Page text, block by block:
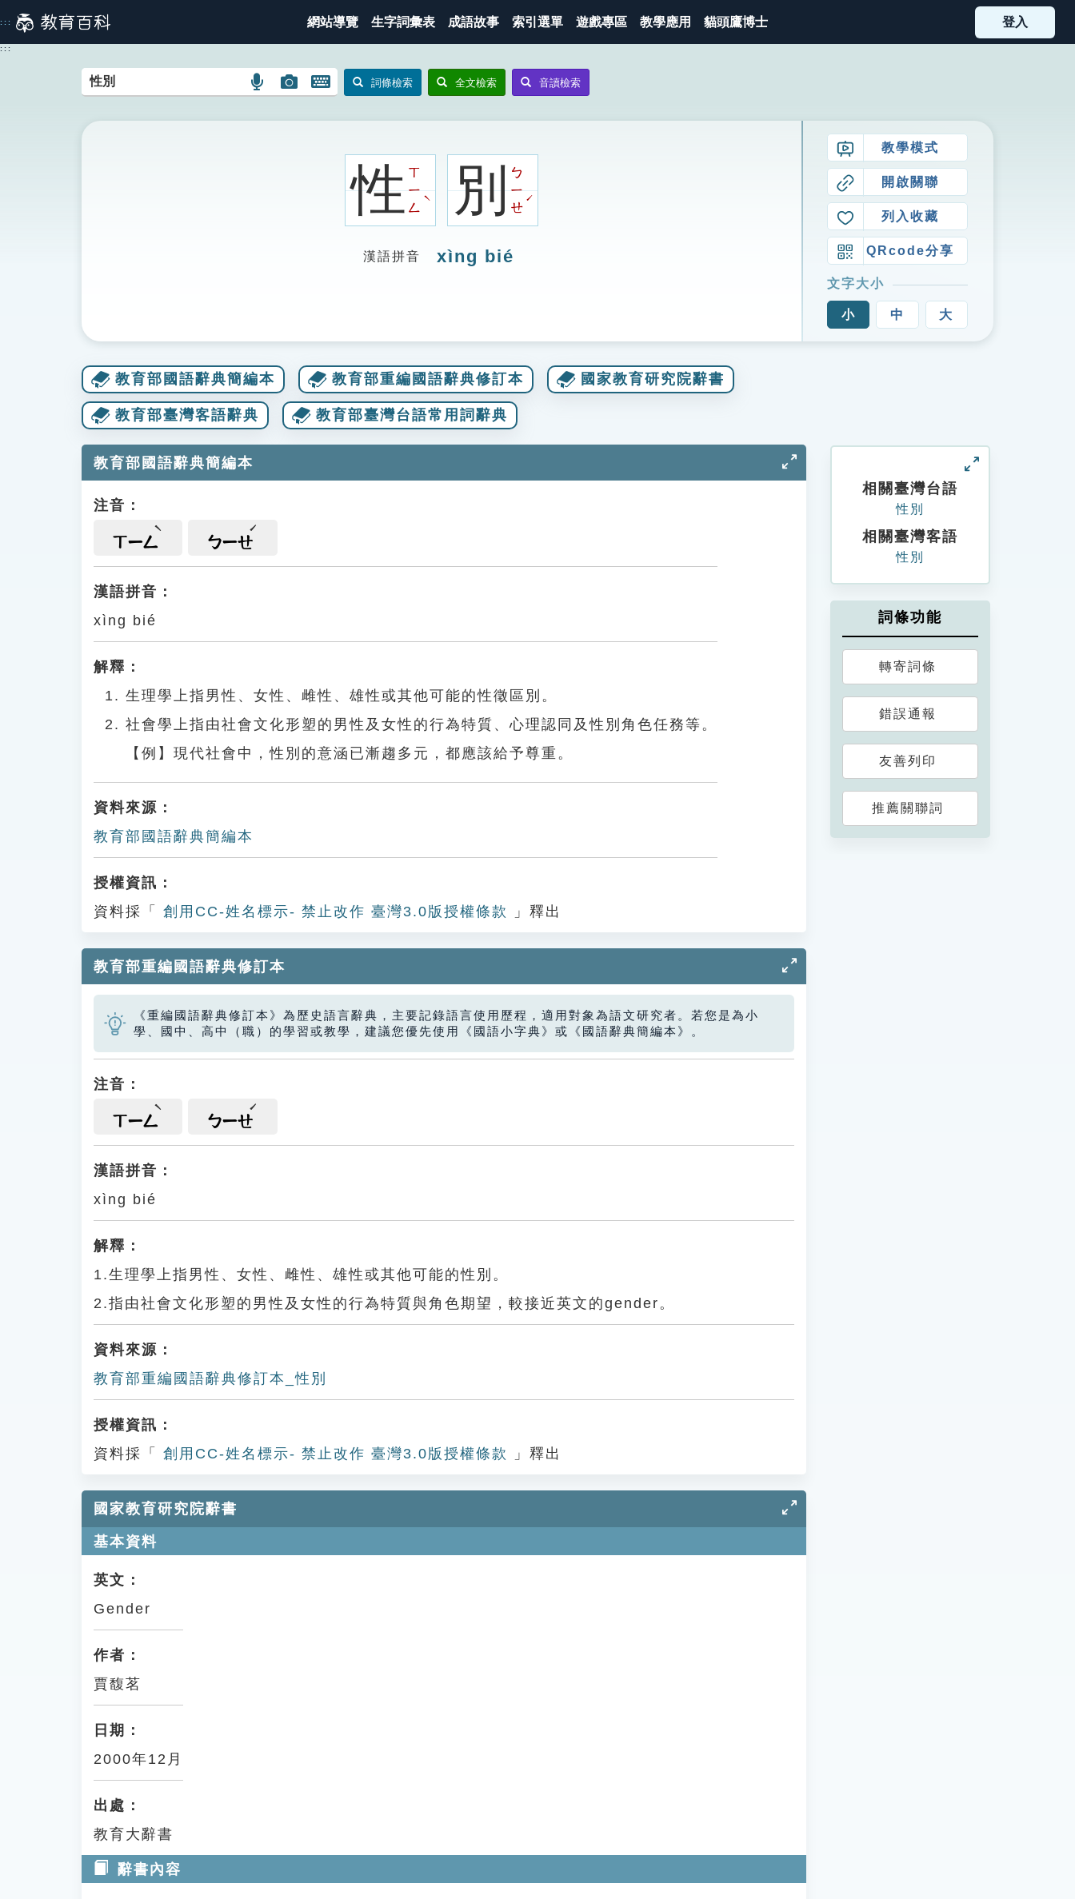
到
主
::: 網站導覽 生字詞彙表 成語故事 索引選單 遊戲專區 教學應用 貓頭鷹博士 登入
:::
語
搜
圖
搜
開
鍵
詞條檢索 全文檢索 音讀檢索
性ㄒ
ㄧ
ㄥ
ˋ 別ㄅ
ㄧ
ㄝ
ˊ
漢語拼音 xìng bié
教學模式
開啟關聯
列入收藏
QRcode分享
文字大小
小 中 大
教育部國語辭典簡編本 教育部重編國語辭典修訂本 國家教育研究院辭書
教育部臺灣客語辭典 教育部臺灣台語常用詞辭典
教育部國語辭典簡編本
注音：
ㄒㄧㄥ ㄅㄧㄝ
漢語拼音：
xìng bié
解釋：
生理學上指男性、女性、雌性、雄性或其他可能的性徵區別。
社會學上指由社會文化形塑的男性及女性的行為特質、心理認同及性別角色任務等。
【例】現代社會中，性別的意涵已漸趨多元，都應該給予尊重。
資料來源：
教育部國語辭典簡編本
授權資訊：
資料採「
創用CC-姓名標示- 禁止改作 臺灣3.0版授權條款 」釋出
教育部重編國語辭典修訂本
《重編國語辭典修訂本》為歷史語言辭典，主要記錄語言使用歷程，適用對象為語文研究者。若您是為小
學、國中、高中（職）的學習或教學，建議您優先使用《國語小字典》或《國語辭典簡編本》。
注音：
ㄒㄧㄥ ㄅㄧㄝ
漢語拼音：
xìng bié
解釋：
1.生理學上指男性、女性、雌性、雄性或其他可能的性別。
2.指由社會文化形塑的男性及女性的行為特質與角色期望，較接近英文的gender。
資料來源：
教育部重編國語辭典修訂本_性別
授權資訊：
資料採「
創用CC-姓名標示- 禁止改作 臺灣3.0版授權條款 」釋出
國家教育研究院辭書
基本資料
英文：
Gender
作者：
賈馥茗
日期：
2000年12月
出處：
教育大辭書
辭書內容
相關臺灣台語
性別
相關臺灣客語
性別
詞條功能
轉寄詞條
錯誤通報
友善列印
推薦關聯詞